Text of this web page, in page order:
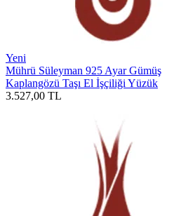
Yeni
Mührü Süleyman 925 Ayar Gümüş
Kaplangözü Taşı El İşçiliği Yüzük
3.527,00 TL